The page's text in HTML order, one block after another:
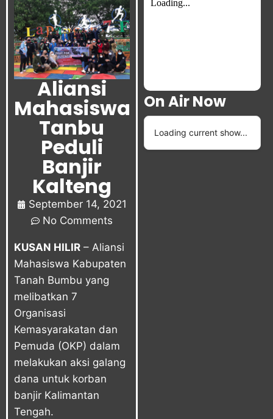
Aliansi
Mahasiswa
Tanbu
Peduli
Banjir
Kalteng
September 14, 2021
No Comments
KUSAN HILIR – Aliansi
Mahasiswa Kabupaten
Tanah Bumbu yang
melibatkan 7
Organisasi
Kemasyarakatan dan
Pemuda (OKP) dalam
melakukan aksi galang
dana untuk korban
banjir Kalimantan
Tengah.
On Air Now
Loading current show...